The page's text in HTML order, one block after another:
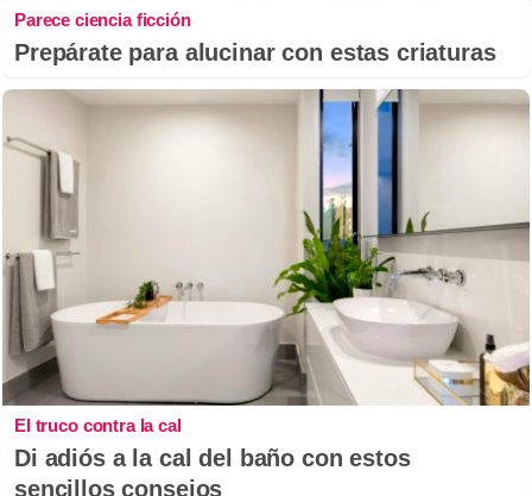
Parece ciencia ficción
Prepárate para alucinar con estas criaturas
El truco contra la cal
Di adiós a la cal del baño con estos
sencillos consejos